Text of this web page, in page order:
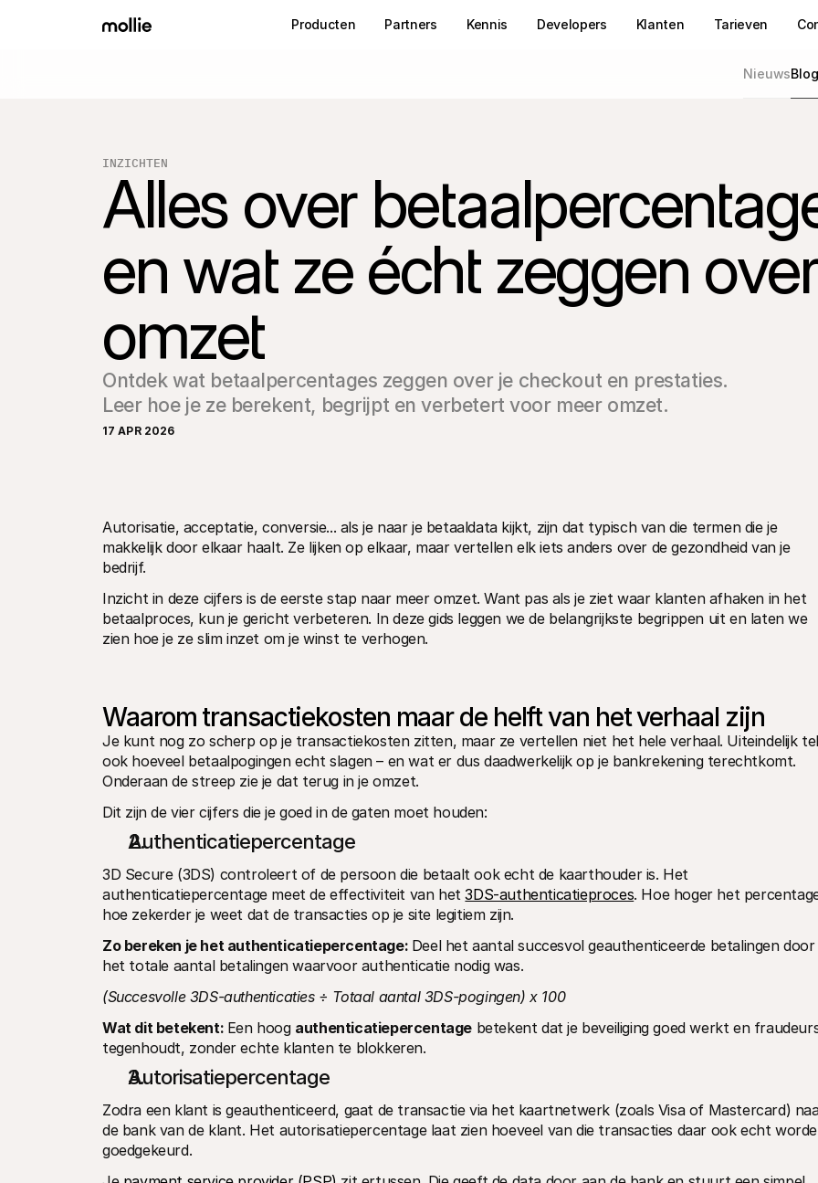
Producten Partners Kennis Developers Klanten Tarieven
NieuwsBlog
INZICHTEN
Alles over
en wat ze écht zeggen
omzet
Ontdek wat betaalpercentages zeggen over je checkout en prestaties.
Leer hoe je ze berekent, begrijpt en verbetert voor meer omzet.
17 APR 2026
Autorisatie, acceptatie, conversie... als je naar je betaaldata kijkt, zijn dat typisch van die termen die je
makkelijk door elkaar haalt. Ze lijken op elkaar, maar vertellen elk iets anders over de gezondheid van je
bedrijf.
Inzicht in deze cijfers is de eerste stap naar meer omzet. Want pas als je ziet waar klanten afhaken in het
betaalproces, kun je gericht verbeteren. In deze gids leggen we de belangrijkste begrippen uit en laten we
zien hoe je ze slim inzet om je winst te verhogen.
Waarom transactiekosten maar de helft van het verhaal zijn
Je kunt nog zo scherp op je transactiekosten zitten, maar ze vertellen niet het hele verhaal. Uiteindelijk
ook hoeveel betaalpogingen echt slagen – en wat er dus daadwerkelijk op je bankrekening terechtkomt.
Onderaan de streep zie je dat terug in je omzet.
Dit zijn de vier cijfers die je goed in de gaten moet houden:
Authenticatiepercentage
3D Secure (3DS) controleert of de persoon die betaalt ook echt de kaarthouder is. Het
authenticatiepercentage meet de effectiviteit van het 3DS-authenticatieproces. Hoe hoger het
hoe zekerder je weet dat de transacties op je site legitiem zijn.
Zo bereken je het authenticatiepercentage: Deel het aantal succesvol geauthenticeerde betalingen door
het totale aantal betalingen waarvoor authenticatie nodig was.
(Succesvolle 3DS-authenticaties ÷ Totaal aantal 3DS-pogingen) x 100
Wat dit betekent: Een hoog authenticatiepercentage betekent dat je beveiliging goed werkt en
tegenhoudt, zonder echte klanten te blokkeren.
Autorisatiepercentage
Zodra een klant is geauthenticeerd, gaat de transactie via het kaartnetwerk (zoals Visa of Mastercard)
de bank van de klant. Het autorisatiepercentage laat zien hoeveel van die transacties daar ook echt
goedgekeurd.